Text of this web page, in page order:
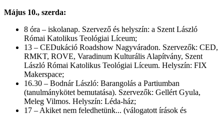
Május 10., szerda:
8 óra – iskolanap. Szervező és helyszín: a Szent László
Római Katolikus Teológiai Líceum;
13 – CEDukáció Roadshow Nagyváradon. Szervezők: CED,
RMKT, ROVE, Varadinum Kulturális Alapítvány, Szent
László Római Katolikus Teológiai Líceum. Helyszín: FIX
Makerspace;
16.30 – Bodnár László: Barangolás a Partiumban
(tanulmánykötet bemutatása). Szervezők: Gellért Gyula,
Meleg Vilmos. Helyszín: Léda-ház;
17 – Akiket nem feledhetünk... (válogatott írások és